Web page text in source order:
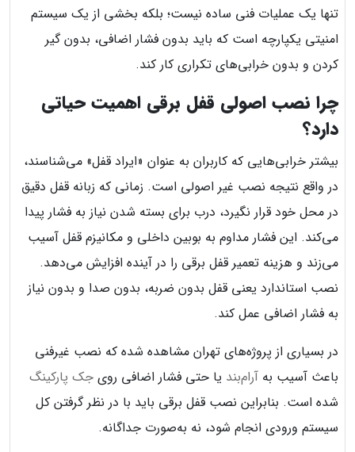
تنها یک عملیات فنی ساده نیست؛ بلکه بخشی از یک سیستم
امنیتی یکپارچه است که باید بدون فشار اضافی، بدون گیر
کردن و بدون خرابی‌های تکراری کار کند.
چرا نصب اصولی قفل برقی اهمیت حیاتی
دارد؟
بیشتر خرابی‌هایی که کاربران به عنوان «ایراد قفل» می‌شناسند،
در واقع نتیجه نصب غیر اصولی است. زمانی که زبانه قفل دقیق
در محل خود قرار نگیرد، درب برای بسته شدن نیاز به فشار پیدا
می‌کند. این فشار مداوم به بوبین داخلی و مکانیزم قفل آسیب
می‌زند و هزینه تعمیر قفل برقی را در آینده افزایش می‌دهد.
نصب استاندارد یعنی قفل بدون ضربه، بدون صدا و بدون نیاز
به فشار اضافی عمل کند.
در بسیاری از پروژه‌های تهران مشاهده شده که نصب غیرفنی
باعث آسیب به آرام‌بند یا حتی فشار اضافی روی جک پارکینگ
شده است. بنابراین نصب قفل برقی باید با در نظر گرفتن کل
سیستم ورودی انجام شود، نه به‌صورت جداگانه.